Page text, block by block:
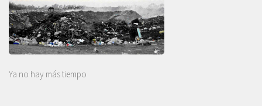
Ya no hay más tiempo